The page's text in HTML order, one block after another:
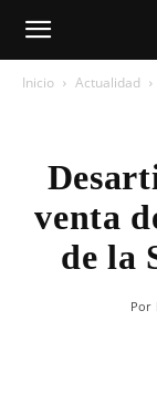
Inicio Actualidad
venta
de la
Por